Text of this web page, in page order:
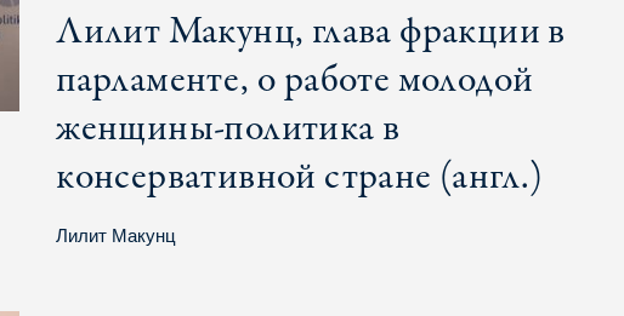
Лилит Макунц, глава фракции в
парламенте, о работе молодой
женщины-политика в
консервативной стране (англ.)
Лилит Макунц